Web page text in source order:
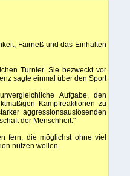
Fairneß und das Einhalten
Turnier. Sie bezweckt vor
sagte einmal über den Sport
Aufgabe, den
Kampfreaktionen zu
aggressionsauslösenden
der Menschheit."
fern, die möglichst ohne viel
nutzen wollen.